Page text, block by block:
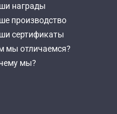
награды
производство
сертификаты
мы отличаемся?
мы?